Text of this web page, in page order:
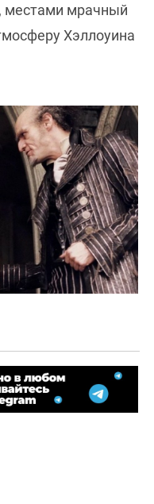
местами мрачный
Хэллоуина